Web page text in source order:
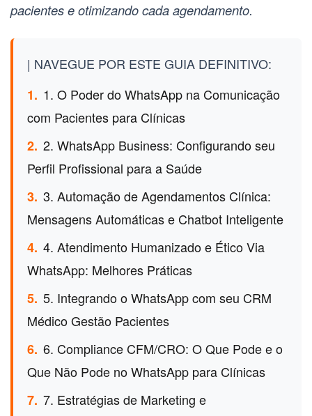
pacientes e otimizando cada agendamento.
| NAVEGUE POR ESTE GUIA DEFINITIVO:
1. 1. O Poder do WhatsApp na Comunicação
com Pacientes para Clínicas
2. 2. WhatsApp Business: Configurando seu
Perfil Profissional para a Saúde
3. 3. Automação de Agendamentos Clínica:
Mensagens Automáticas e Chatbot Inteligente
4. 4. Atendimento Humanizado e Ético Via
WhatsApp: Melhores Práticas
5. 5. Integrando o WhatsApp com seu CRM
Médico Gestão Pacientes
6. 6. Compliance CFM/CRO: O Que Pode e o
Que Não Pode no WhatsApp para Clínicas
7. 7. Estratégias de Marketing e